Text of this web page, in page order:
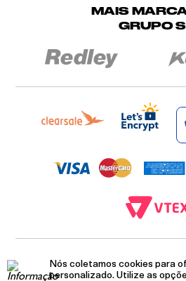
Nós coletamos cookies para
personalizado. Utilize as
MAIS
GRUPO
12.093.445/0002-
RUA JUMECY RODRIGUES GOMES, 331 -